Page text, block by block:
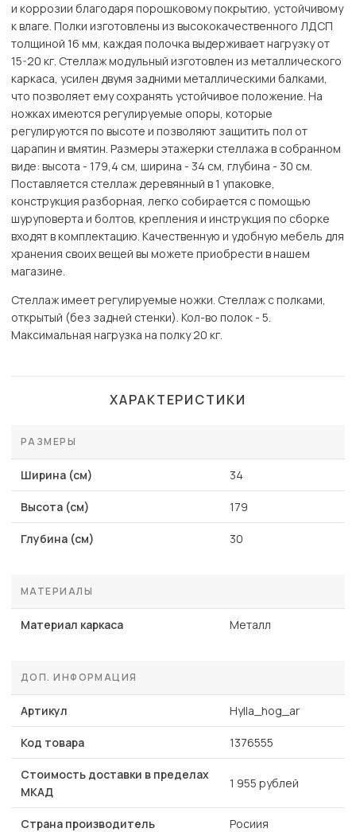
и коррозии благодаря порошковому покрытию, устойчивому
к влаге. Полки изготовлены из высококачественного ЛДСП
толщиной 16 мм, каждая полочка выдерживает нагрузку от
15-20 кг. Стеллаж модульный изготовлен из металлического
каркаса, усилен двумя задними металлическими балками,
что позволяет ему сохранять устойчивое положение. На
ножках имеются регулируемые опоры, которые
регулируются по высоте и позволяют защитить пол от
царапин и вмятин. Размеры этажерки стеллажа в собранном
виде: высота - 179,4 см, ширина - 34 см, глубина - 30 см.
Поставляется стеллаж деревянный в 1 упаковке,
конструкция разборная, легко собирается с помощью
шуруповерта и болтов, крепления и инструкция по сборке
входят в комплектацию. Качественную и удобную мебель для
хранения своих вещей вы можете приобрести в нашем
магазине.
Стеллаж имеет регулируемые ножки. Стеллаж с полками,
открытый (без задней стенки). Кол-во полок - 5.
Максимальная нагрузка на полку 20 кг.
ХАРАКТЕРИСТИКИ
РАЗМЕРЫ
Ширина (см) 34
Высота (см) 179
Глубина (см) 30
МАТЕРИАЛЫ
Материал каркаса Металл
ДОП. ИНФОРМАЦИЯ
Артикул Hylla_hog_ar
Код товара 1376555
Стоимость доставки в пределах
МКАД
1 955 рублей
Страна производитель Росиия